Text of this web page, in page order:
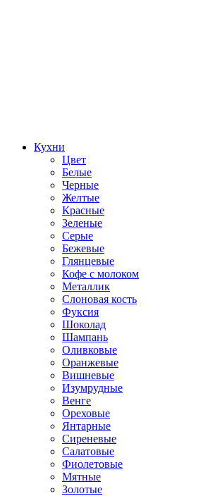
Кухни
Цвет
Белые
Черные
Желтые
Красные
Зеленые
Серые
Бежевые
Глянцевые
Кофе с молоком
Металлик
Слоновая кость
Фуксия
Шоколад
Шампань
Оливковые
Оранжевые
Вишневые
Изумрудные
Венге
Ореховые
Янтарные
Сиреневые
Салатовые
Фиолетовые
Мятные
Золотые